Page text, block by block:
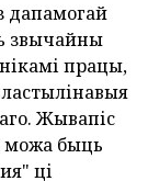
дапамогай
звычайны
працы,
Жывапіс
можа быць
ці